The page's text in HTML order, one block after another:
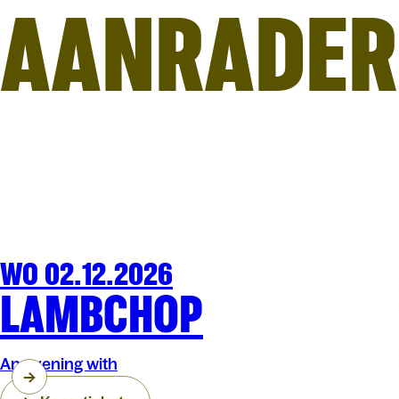
MUZIEKOLTCLUB
WO 02.12.2026
LAMBCHOP
An evening with